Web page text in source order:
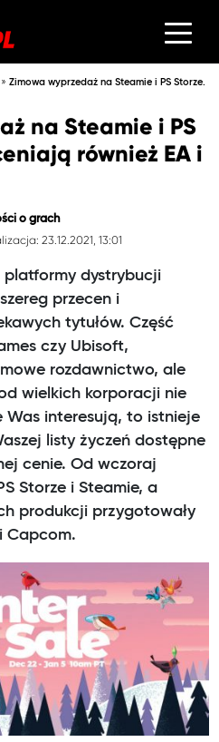
»Zimowa wyprzedaż na Steamie i PS Storze.
na Steamie i PS
również EA i
o grach
23.12.2021, 13:01
platformy dystrybucji
przecen i
tytułów. Część
czy Ubisoft,
rozdawnictwo, ale
wielkich korporacji nie
Was interesują, to istnieje
listy życzeń dostępne
cenie. Od wczoraj
Storze i Steamie, a
produkcji przygotowały
Capcom.